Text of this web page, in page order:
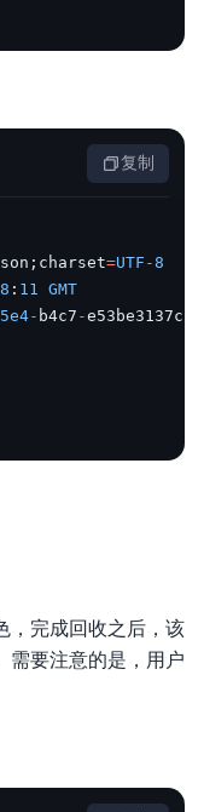
复制
; charset=UTF -8
: 11
GMT
- b4c7 -
，完成回收之后，该
需要注意的是，用户